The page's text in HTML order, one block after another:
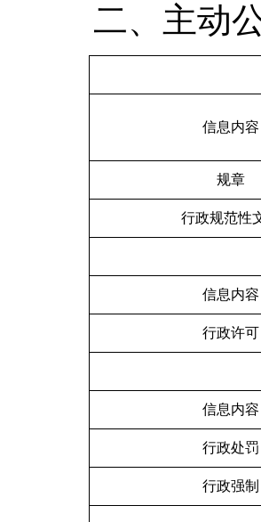
二、主动
信息内容
规章
行政规范性
信息内容
行政许可
信息内容
行政处罚
行政强制